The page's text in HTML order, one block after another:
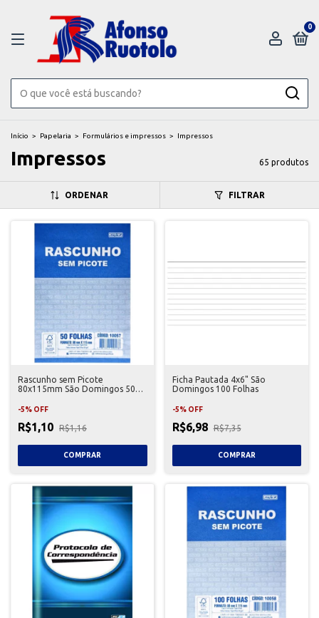
0
Início > Papelaria > Formulários e impressos > Impressos
Impressos 65 produtos
ORDENAR FILTRAR
Rascunho sem Picote
80x115mm São Domingos 50
-5% OFF
R$1,10 R$1,16
Ficha Pautada 4x6" São
Domingos 100 Folhas
-5% OFF
R$6,98 R$7,35